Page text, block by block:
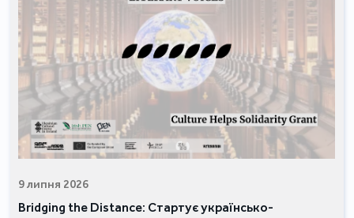
9 липня 2026
Bridging the Distance: Стартує українсько-